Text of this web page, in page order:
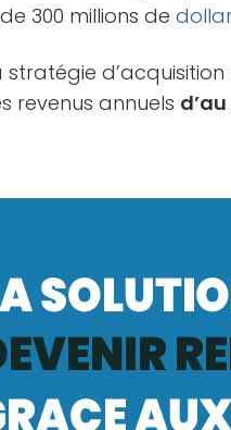
300 millions de
stratégie
revenus annuels